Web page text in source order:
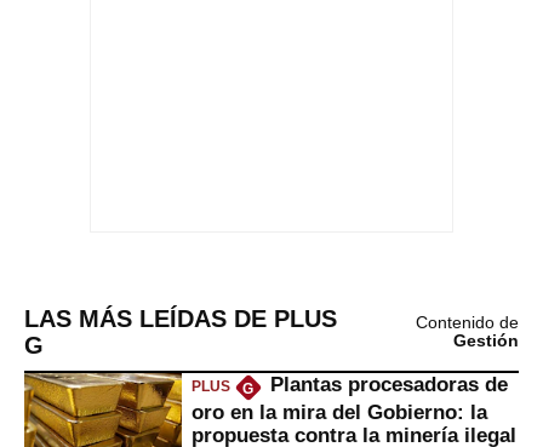
LAS MÁS LEÍDAS DE PLUS
G
Contenido de
Gestión
PLUS G
Plantas procesadoras de
oro en la mira del Gobierno: la
propuesta contra la minería ilegal